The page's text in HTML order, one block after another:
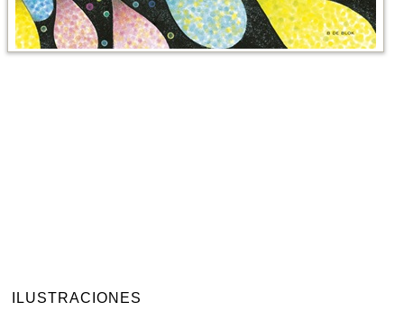
ILUSTRACIONES